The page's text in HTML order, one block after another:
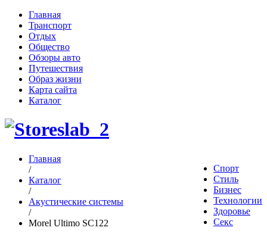
Главная
Транспорт
Отдых
Общество
Обзоры авто
Путешествия
Образ жизни
Карта сайта
Каталог
Спорт
Стиль
Бизнес
Технологии
Здоровье
Секс
Главная
/
Каталог
/
Акустические системы
/
Morel Ultimo SC122